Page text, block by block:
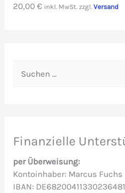
20,00€ inkl. MwSt. zzgl.Versand
e
n
a
Finanzielle
per Überweisung:
Kontoinhaber: Marcus Fuchs
IBAN: